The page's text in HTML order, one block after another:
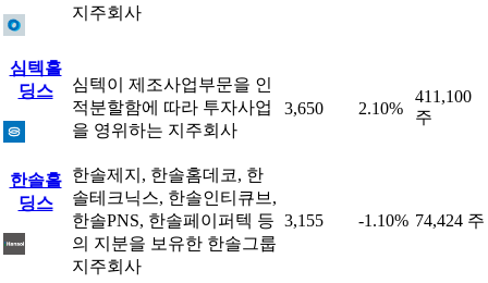
지주회사
심텍홀
딩스
심텍이 제조사업부문을 인
적분할함에 따라 투자사업
을 영위하는 지주회사
3,650 2.10%
411,100
주
한솔홀
딩스
한솔제지, 한솔홈데코, 한
솔테크닉스, 한솔인티큐브,
한솔PNS, 한솔페이퍼텍 등
의 지분을 보유한 한솔그룹
지주회사
3,155 -1.10% 74,424 주